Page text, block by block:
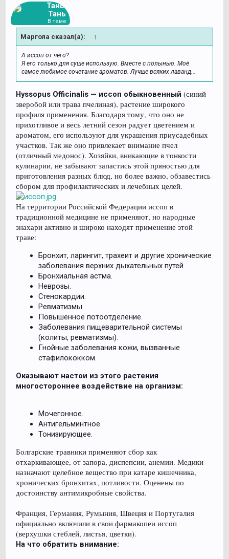
Тань-
Тань
В теме
Маргола сказал(а): ↑
А иссоп от чего?
Я его только для суше использую. Вместе с полынью. Моё
самое любимое сочетание ароматов. Лучше всяких лаванд...
Hyssopus Officinalis — иссоп обыкновенный (синий
зверобой или трава пчелиная), растение широкого
профиля применения. Благодаря тому, что оно не
прихотливое и весь летний сезон радует цветением и
ароматом, его используют для украшения приусадебных
участков. Так же оно привлекает внимание пчел
(отличный медонос). Хозяйки, вникающие в тонкости
кулинарии, не забывают запастись этой пряностью для
приготовления разных блюд, но более важно, обзавестись
сбором для профилактических и лечебных целей.
На территории Российской Федерации иссоп в
традиционной медицине не применяют, но народные
знахари активно и широко находят применение этой
траве:
Бронхит, ларингит, трахеит и другие хронические
заболевания верхних дыхательных путей.
Бронхиальная астма.
Неврозы.
Стенокардии.
Ревматизмы.
Повышенное потоотделение.
Заболевания пищеварительной системы
(колиты, ревматизмы).
Гнойные заболевания кожи, вызванные
стафилококком.
Оказывают настои из этого растения
многостороннее воздействие на организм:
Мочегонное.
Антигельминтное.
Тонизирующее.
Болгарские травники применяют сбор как
отхаркивающее, от запора, диспепсии, анемии. Медики
назначают целебное вещество при катаре кишечника,
хронических бронхитах, потливости. Оценены по
достоинству антимикробные свойства.
Франция, Германия, Румыния, Швеция и Португалия
официально включили в свои фармакопеи иссоп
(верхушки стеблей, листья, цветки).
На что обратить внимание: